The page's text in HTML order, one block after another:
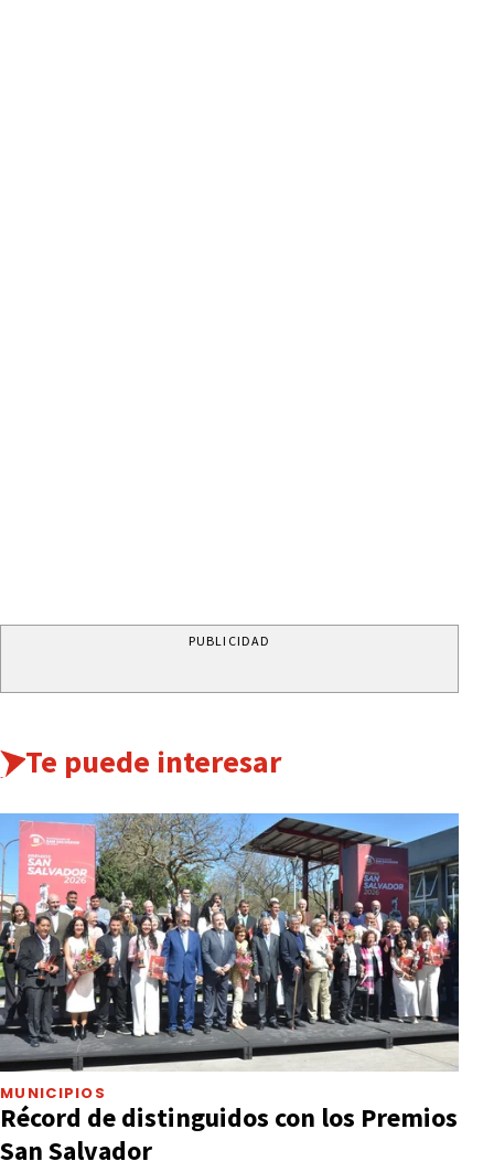
PUBLICIDAD
Te puede interesar
MUNICIPIOS
Récord de distinguidos con los Premios
San Salvador